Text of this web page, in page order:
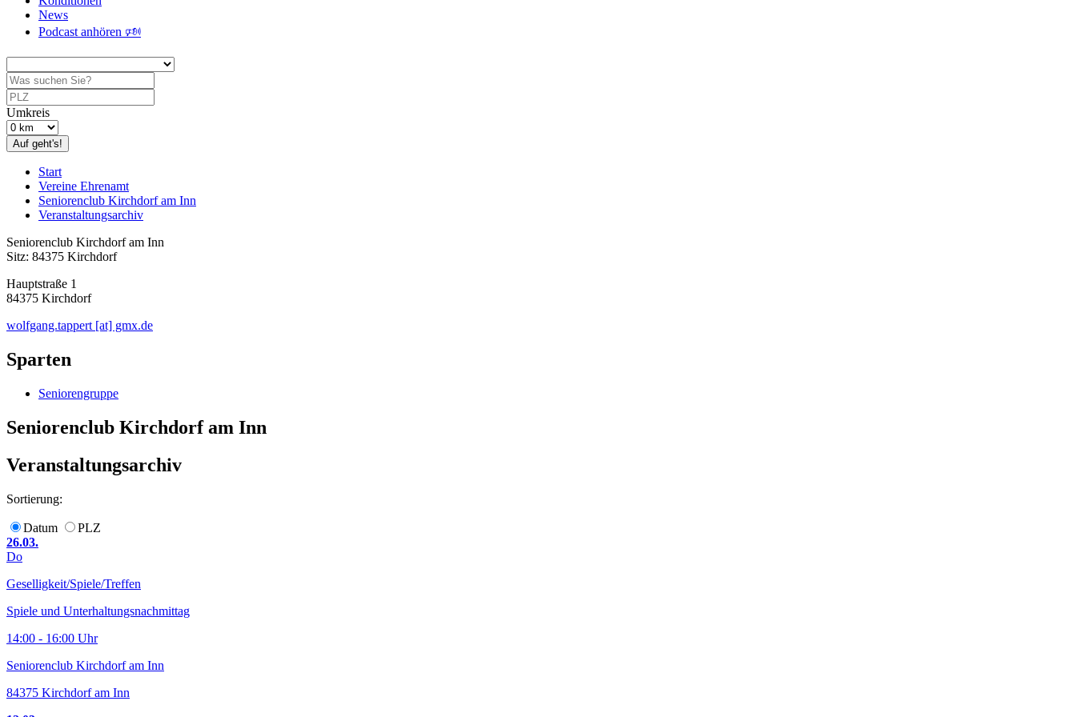
News
Podcast anhören 🕬
Umkreis
Auf geht's!
Start
Vereine Ehrenamt
Seniorenclub Kirchdorf am Inn
Veranstaltungsarchiv
Seniorenclub Kirchdorf am Inn
Sitz: 84375 Kirchdorf
Hauptstraße 1
84375 Kirchdorf
wolfgang.tappert [at] gmx.de
Sparten
Seniorengruppe
Seniorenclub Kirchdorf am Inn
Veranstaltungsarchiv
Sortierung:
Datum
PLZ
26.03.
Do
Geselligkeit/Spiele/Treffen
Spiele und Unterhaltungsnachmittag
14:00 - 16:00 Uhr
Seniorenclub Kirchdorf am Inn
84375 Kirchdorf am Inn